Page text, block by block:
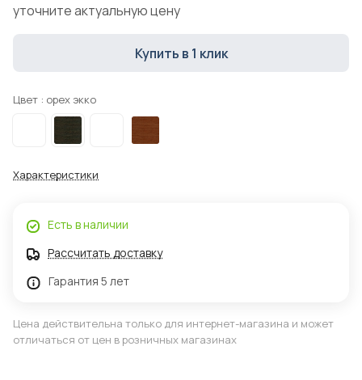
уточните актуальную цену
Купить в 1 клик
Цвет : орех экко
Характеристики
Есть в наличии
Рассчитать доставку
Гарантия 5 лет
Цена действительна только для интернет-магазина и может
отличаться от цен в розничных магазинах